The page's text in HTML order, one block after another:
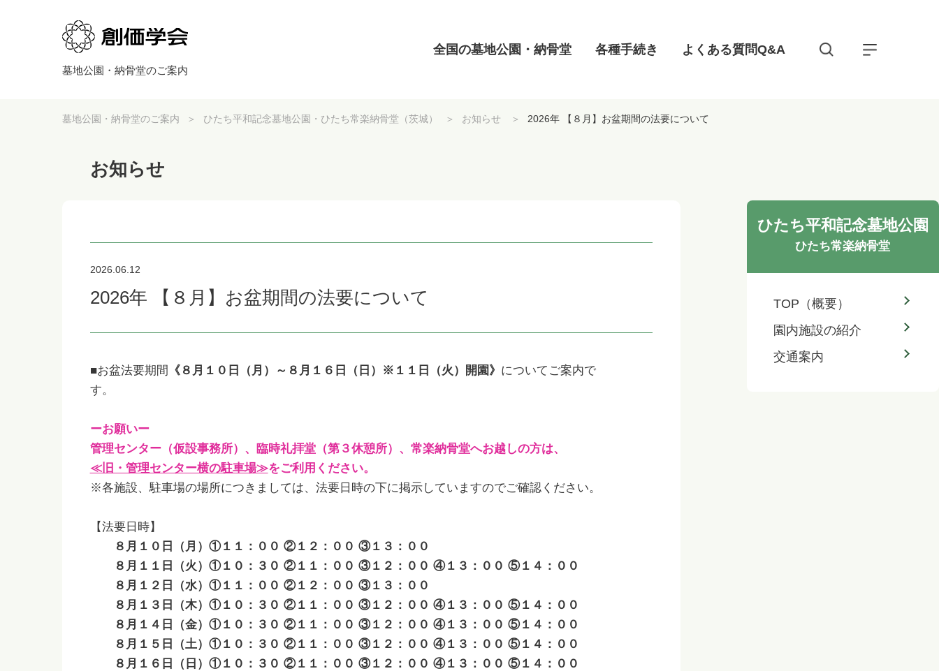
墓地公園・納骨堂のご案内
全国の墓地公園・納骨堂 各種手続き よくある質問Q&A
墓地公園・納骨堂のご案内 ひたち平和記念墓地公園・ひたち常楽納骨堂（茨城） お知らせ 2026年 【８月】お盆期間の法要について
お知らせ
2026.06.12
2026年 【８月】お盆期間の法要について
■お盆法要期間 《８月１０日（月）～８月１６日（日）※１１日（火）開園》 についてご案内で
す。
ーお願いー
管理センター（仮設事務所）、臨時礼拝堂（第３休憩所）、常楽納骨堂へお越しの方は、
≪旧・管理センター横の駐車場≫をご利用ください。
※各施設、駐車場の場所につきましては、法要日時の下に掲示していますのでご確認ください。
【法要日時】
８月１０日（月）①１１：００ ②１２：００ ③１３：００
８月１１日（火）①１０：３０ ②１１：００ ③１２：００ ④１３：００ ⑤１４：００
８月１２日（水）①１１：００ ②１２：００ ③１３：００
８月１３日（木）①１０：３０ ②１１：００ ③１２：００ ④１３：００ ⑤１４：００
８月１４日（金）①１０：３０ ②１１：００ ③１２：００ ④１３：００ ⑤１４：００
８月１５日（土）①１０：３０ ②１１：００ ③１２：００ ④１３：００ ⑤１４：００
８月１６日（日）①１０：３０ ②１１：００ ③１２：００ ④１３：００ ⑤１４：００
ひたち平和記念墓地公園
ひたち常楽納骨堂
TOP（概要）
園内施設の紹介
交通案内